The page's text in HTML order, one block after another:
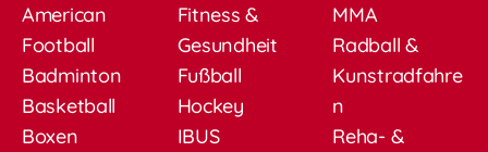
American
Football
Badminton
Basketball
Boxen
Fitness &
Gesundheit
Fußball
Hockey
IBUS
MMA
Radball &
Kunstradfahre
n
Reha- &